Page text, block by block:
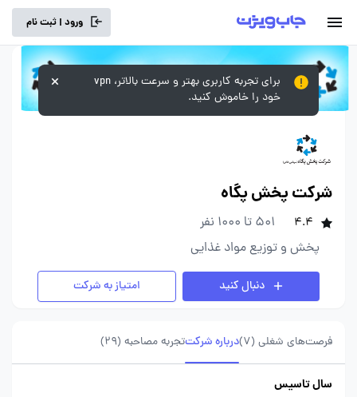
ورود | ثبت نام
شرکت پخش پگاه
4.4
501 تا 1000 نفر
پخش و توزیع مواد غذایی
دنبال کنید امتیاز به شرکت
فرصت‌های شغلی (7) درباره شرکتتجربه مصاحبه (29)
سال تاسیس
برای تجربه کاربری بهتر و سرعت بالاتر، vpn
خود را خاموش کنید.